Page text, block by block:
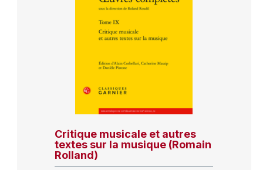
Critique musicale et autres
textes sur la musique (Romain
Rolland)